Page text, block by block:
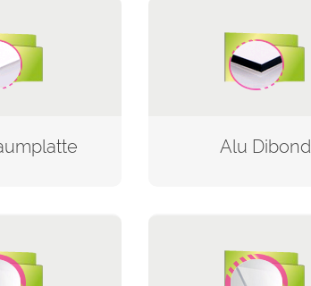
Alu Dibond